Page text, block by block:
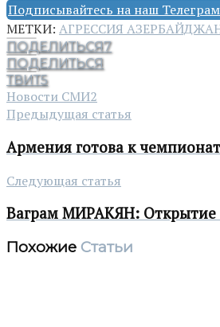
Подписывайтесь на наш
МЕТКИ: АГРЕССИЯ
ПОДЕЛИТЬСЯ7
ПОДЕЛИТЬСЯ
ТВИТ5
Новости СМИ2
Предыдущая статья
Армения готова к
Следующая статья
Ваграм МИРАКЯН: Открытие
Похожие Статьи